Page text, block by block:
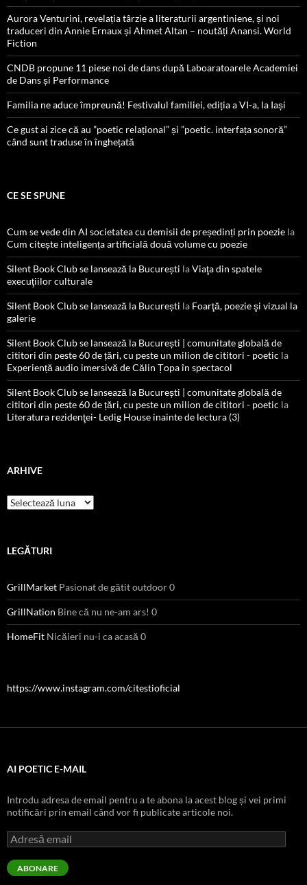
Aurora Venturini, revelația târzie a literaturii argentiniene, și noi
traduceri din Annie Ernaux și Ahmet Altan – noutăți Anansi. World
Fiction
CNDB propune 11 piese noi de dans după Laboaratoarele Academiei
de Dans și Performance
Familia ne aduce împreună! Festivalul familiei, ediția a VI-a, la Iași
Ce gust ai zice că au ”poetic relațional” și ”poetic. interfața sonoră”
când sunt traduse în înghețată
CE SE SPUNE
Cum se vede din AI societatea cu demisii de președinți prin poezie la
Cum citește inteligența artificială două volume cu poezie
Silent Book Club se lansează la București laViaţa din spatele
execuţiilor culturale
Silent Book Club se lansează la București la Foarţă, poezie şi vizual la
galerie
Silent Book Club se lansează la București | comunitate globală de
cititori din peste 60 de țări, cu peste un milion de cititori - poetic la
Experiență audio imersivă de Călin Țopa în spectacol
Silent Book Club se lansează la București | comunitate globală de
cititori din peste 60 de țări, cu peste un milion de cititori - poetic la
Literatura rezidenţei- Ledig House inainte de lectura (3)
ARHIVE
Arhive
LEGĂTURI
GrillMarket Pasionat de gătit outdoor 0
GrillNation Bine că nu ne-am ars! 0
HomeFit Nicăieri nu-i ca acasă 0
https://www.instagram.com/citestioficial
AI POETIC E-MAIL
Introdu adresa de email pentru a te abona la acest blog și vei primi
notificări prin email când vor fi publicate articole noi.
Adresă
email
ABONARE